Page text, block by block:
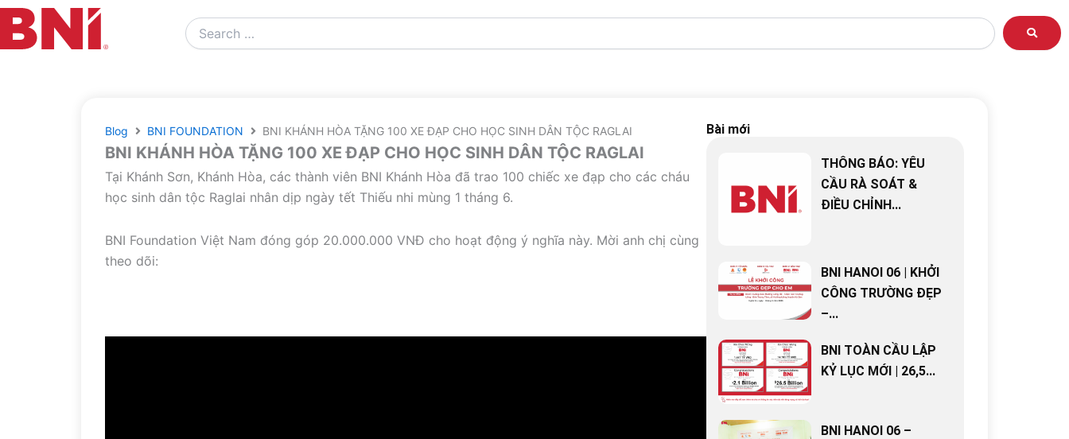
Search
…
Blog BNI FOUNDATION BNI KHÁNH HÒA TẶNG 100 XE ĐẠP CHO HỌC SINH DÂN TỘC RAGLAI
BNI KHÁNH HÒA TẶNG 100 XE ĐẠP CHO HỌC SINH DÂN TỘC RAGLAI
Tại Khánh Sơn, Khánh Hòa, các thành viên BNI Khánh Hòa đã trao 100 chiếc xe đạp cho các cháu
học sinh dân tộc Raglai nhân dịp ngày tết Thiếu nhi mùng 1 tháng 6.
BNI Foundation Việt Nam đóng góp 20.000.000 VNĐ cho hoạt động ý nghĩa này. Mời anh chị cùng
theo dõi:
Bài mới
THÔNG BÁO: YÊU
CẦU RÀ SOÁT &
ĐIỀU CHỈNH...
BNI HANOI 06 | KHỞI
CÔNG TRƯỜNG ĐẸP
–...
BNI TOÀN CẦU LẬP
KỶ LỤC MỚI | 26,5...
BNI HANOI 06 –